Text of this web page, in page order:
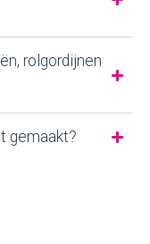
rolgordijnen
gemaakt?